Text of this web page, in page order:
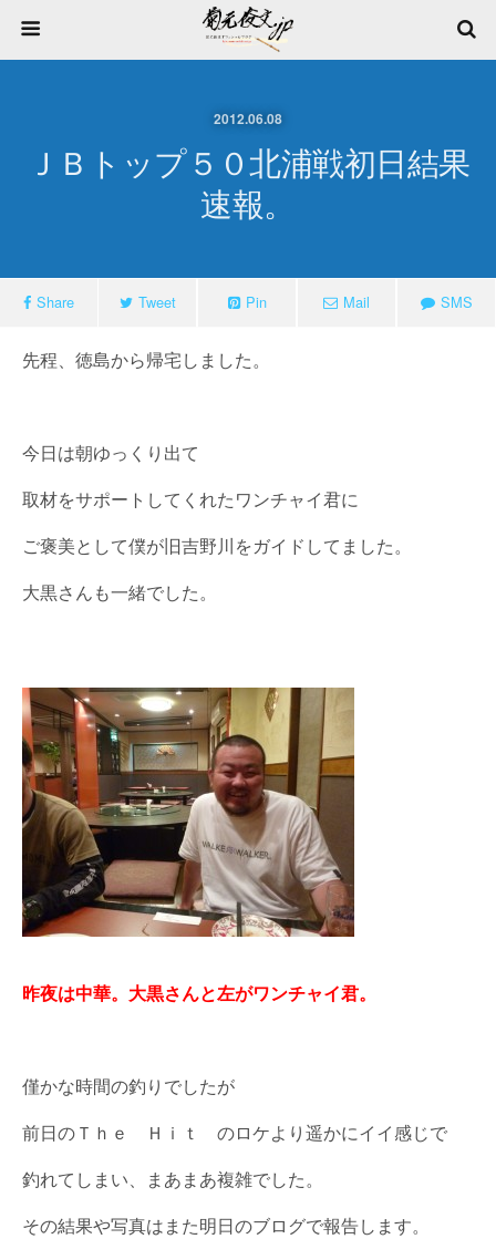
2012.06.08
ＪＢトップ５０北浦戦初日結果
速報。
Share Tweet Pin Mail SMS
先程、徳島から帰宅しました。
今日は朝ゆっくり出て
取材をサポートしてくれたワンチャイ君に
ご褒美として僕が旧吉野川をガイドしてました。
大黒さんも一緒でした。
昨夜は中華。大黒さんと左がワンチャイ君。
僅かな時間の釣りでしたが
前日のＴｈｅ Ｈｉｔ のロケより遥かにイイ感じで
釣れてしまい、まあまあ複雑でした。
その結果や写真はまた明日のブログで報告します。